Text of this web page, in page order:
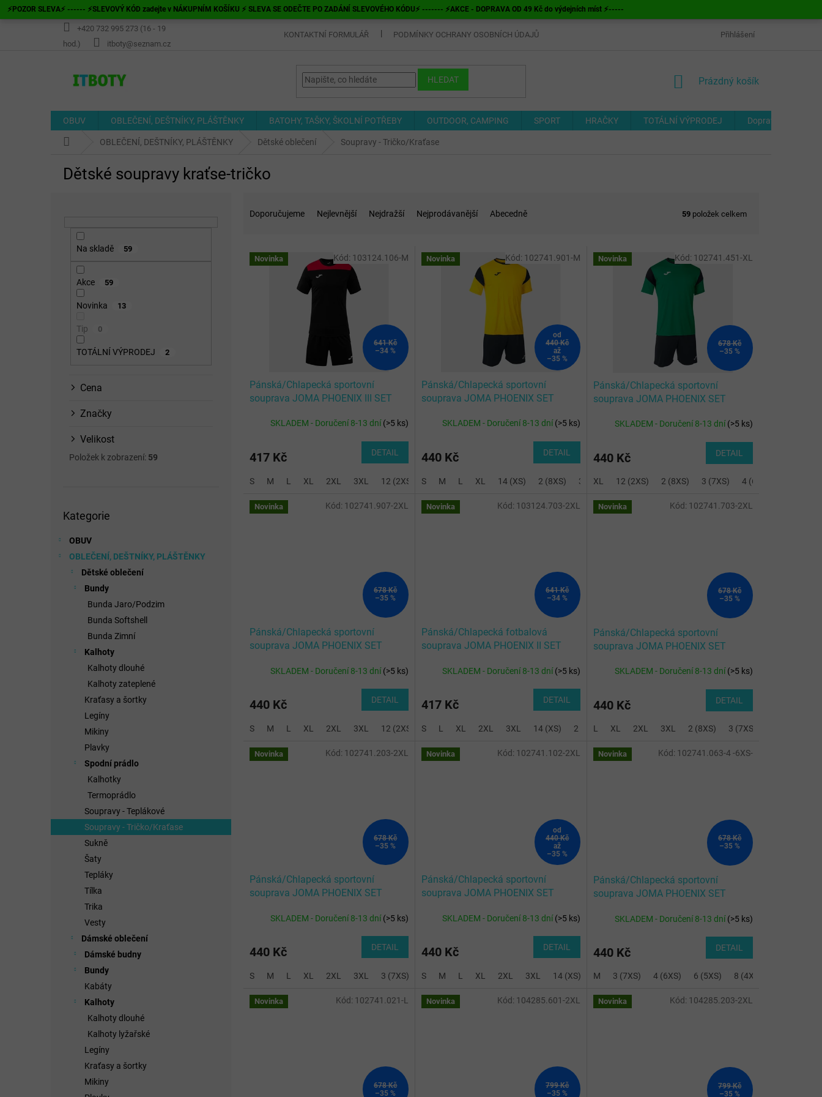
Přejít⚡POZOR SLEVA⚡ ------ ⚡SLEVOVÝ KÓD zadejte v NÁKUPNÍM KOŠÍKU ⚡ SLEVA SE ODEČTE PO ZADÁNÍ SLEVOVÉHO KÓDU⚡ ------- ⚡AKCE - DOPRAVA OD 49 Kč do výdejních míst ⚡-----
+420 732 995 273 (16 - 19
hod.)
itboty@seznam.cz
KONTAKTNÍ FORMULÁŘ PODMÍNKY OCHRANY OSOBNÍCH ÚDAJŮ ODSTOUPENÍ OD SMLOUVY
Přihlášení
HLEDAT
NÁKUPNÍ
Prázdný košík
OBUV OBLEČENÍ, DEŠTNÍKY, PLÁŠTĚNKY BATOHY, TAŠKY, ŠKOLNÍ POTŘEBY OUTDOOR, CAMPING SPORT HRAČKY TOTÁLNÍ VÝPRODEJ Doprava a platba
OBLEČENÍ, DEŠTNÍKY, PLÁŠTĚNKY Dětské oblečení Soupravy - Tričko/Kraťase
Dětské soupravy kraťse-tričko
Na skladě 59
Akce 59
Novinka 13
Tip 0
TOTÁLNÍ VÝPRODEJ 2
Cena
Značky
Velikost
Položek k zobrazení: 59
kategorie
Kategorie
OBUV
OBLEČENÍ, DEŠTNÍKY, PLÁŠTĚNKY
Dětské oblečení
Bundy
Bunda Jaro/Podzim
Bunda Softshell
Bunda Zimní
Kalhoty
Kalhoty dlouhé
Kalhoty zateplené
Kraťasy a šortky
Legíny
Mikiny
Plavky
Spodní prádlo
Kalhotky
Termoprádlo
Soupravy - Teplákové
Soupravy - Tričko/Kraťase
Sukně
Šaty
Tepláky
Tílka
Trika
Vesty
Dámské oblečení
Dámské budny
Bundy
Kabáty
Kalhoty
Kalhoty dlouhé
Kalhoty lyžařské
Legíny
Kraťasy a šortky
Mikiny
Doporučujeme Nejlevnější Nejdražší Nejprodávanější Abecedně 59 položek celkem
V Novinka
641 Kč
–34 %
Pánská/Chlapecká sportovní
souprava JOMA PHOENIX III SET
SKLADEM - Doručení 8-13 dní(>5 ks)
417 Kč DETAIL
S M L XL 2XL 3XL 12 (2XS) 14 (XS) 4 (6XS) 6 (5XS) 8 (4XS) 10 (3XS)
Kód: 103124.106-M Novinka
od
440 Kč
až
–35 %
Pánská/Chlapecká sportovní
souprava JOMA PHOENIX SET
SKLADEM - Doručení 8-13 dní(>5 ks)
440 Kč DETAIL
S M L XL 14 (XS) 2 (8XS) 3 (7XS) 6 (5XS) 8 (4XS) 10 (3XS)
Kód: 102741.901-M Novinka
678 Kč
–35 %
Pánská/Chlapecká sportovní
souprava JOMA PHOENIX SET
SKLADEM - Doručení 8-13 dní(>5 ks)
440 Kč DETAIL
XL 12 (2XS) 2 (8XS) 3 (7XS) 4 (6XS)
Kód: 102741.451-XL
Novinka
678 Kč
–35 %
Pánská/Chlapecká sportovní
souprava JOMA PHOENIX SET
SKLADEM - Doručení 8-13 dní(>5 ks)
440 Kč DETAIL
S M L XL 2XL 3XL 12 (2XS) 14 (XS) 2 (8XS) 3 (7XS) 4 (6XS) 6 (5XS) 8 (4XS) 10 (3XS)
Kód: 102741.907-2XL Novinka
641 Kč
–34 %
Pánská/Chlapecká fotbalová
souprava JOMA PHOENIX II SET
SKLADEM - Doručení 8-13 dní(>5 ks)
417 Kč DETAIL
S L XL 2XL 3XL 14 (XS) 2 (8XS) 3 (7XS) 4 (6XS)
Kód: 103124.703-2XL Novinka
678 Kč
–35 %
Pánská/Chlapecká sportovní
souprava JOMA PHOENIX SET
SKLADEM - Doručení 8-13 dní(>5 ks)
440 Kč DETAIL
L XL 2XL 3XL 2 (8XS) 3 (7XS)
Kód: 102741.703-2XL
Novinka
678 Kč
–35 %
Pánská/Chlapecká sportovní
souprava JOMA PHOENIX SET
SKLADEM - Doručení 8-13 dní(>5 ks)
440 Kč DETAIL
S M L XL 2XL 3XL 3 (7XS) 4 (6XS) 6 (5XS)
Kód: 102741.203-2XL Novinka
od
440 Kč
až
–35 %
Pánská/Chlapecká sportovní
souprava JOMA PHOENIX SET
SKLADEM - Doručení 8-13 dní(>5 ks)
440 Kč DETAIL
S M L XL 2XL 3XL 14 (XS) 2 (8XS) 3 (7XS) 4 (6XS) 6 (5XS)
Kód: 102741.102-2XL Novinka
678 Kč
–35 %
Pánská/Chlapecká sportovní
souprava JOMA PHOENIX SET
SKLADEM - Doručení 8-13 dní(>5 ks)
440 Kč DETAIL
M 3 (7XS) 4 (6XS) 6 (5XS) 8 (4XS)
Kód: 102741.063-4 -6XS-
Novinka
678 Kč
–35 %
Kód: 102741.021-L Novinka
799 Kč
–35 %
Kód: 104285.601-2XL Novinka
799 Kč
–35 %
Kód: 104285.203-2XL